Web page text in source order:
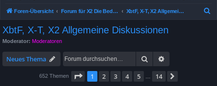
Foren-Übersicht Forum für X2 Die Bedrohung, X Beyond the Frontier und X-Tension XbtF, X-T, X2 Allgemeine Diskussionen
XbtF, X-T, X2 Allgemeine Diskussionen
Moderator: Moderatoren
Neues Thema Suche
652 Themen Seite 1von
1 2 3 4 5 14